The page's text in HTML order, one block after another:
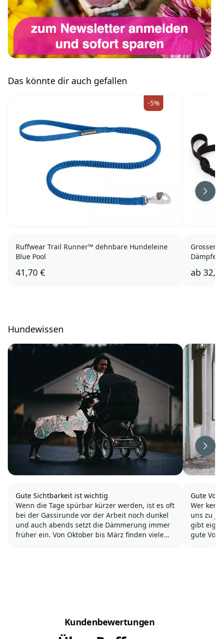
Das könnte dir auch gefallen
-5%
Ruffwear Trail Runner™ dehnbare Hundeleine
Blue Pool
41,70 € ab
Hundewissen
Gute Sichtbarkeit ist wichtig
Wenn die Tage spürbar kürzer werden, ist es oft
bei der Gassirunde vor der Arbeit noch dunkel
und auch abends setzt die Dämmerung immer
früher ein. Von Oktober bis März finden viele
Gute
Wer
uns zu
gibt
gute
Kundenbewertungen